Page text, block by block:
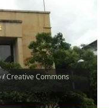
Creative Commons